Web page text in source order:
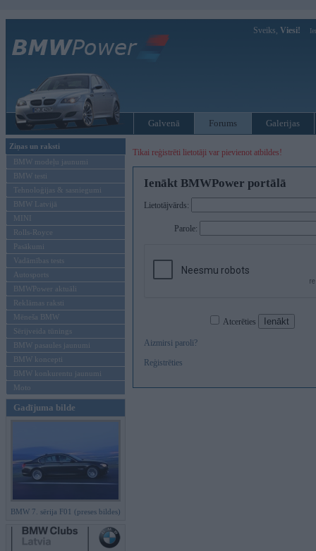
Sveiks, Viesi!
Galvenā Forums Galerijas
Ziņas un raksti
BMW modeļu jaunumi
BMW testi
Tehnoloģijas & sasniegumi
BMW Latvijā
MINI
Rolls-Royce
Pasākumi
Vadāmības tests
Autosports
BMWPower aktuāli
Reklāmas raksti
Mēneša BMW
Sērijveida tūnings
BMW pasaules jaunumi
BMW koncepti
BMW konkurentu jaunumi
Moto
Gadījuma bilde
BMW 7. sērija F01 (preses bildes)
Tikai reģistrēti lietotāji var pievienot atbildes!
Ienākt BMWPower portālā
Lietotājvārds:
Parole:
Atcerēties
Aizmirsi paroli?
Reģistrēties